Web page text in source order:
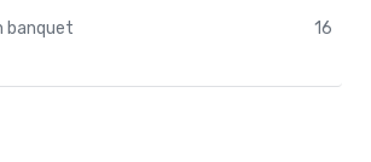
banquet 16